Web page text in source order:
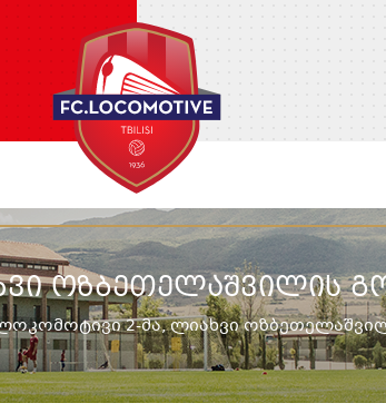
ᲝᲖᲑᲔᲗᲔᲚᲐᲨᲕᲘᲚᲘᲡ
ლოკომოტივი 2-მა, ლიახვი